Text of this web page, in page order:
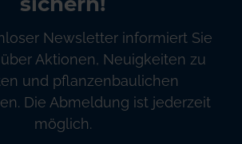
Newsletter informiert Sie
Aktionen, Neuigkeiten zu
und pflanzenbaulichen
Die Abmeldung ist jederzeit
möglich.